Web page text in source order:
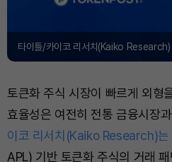
타이틀/카이코 리서치(Kaiko Research)
토큰화 주식 시장이 빠르게 외형
효율성은 여전히 전통 금융시장
이코 리서치(Kaiko Research)는
APL) 기반 토큰화 주식의 거래